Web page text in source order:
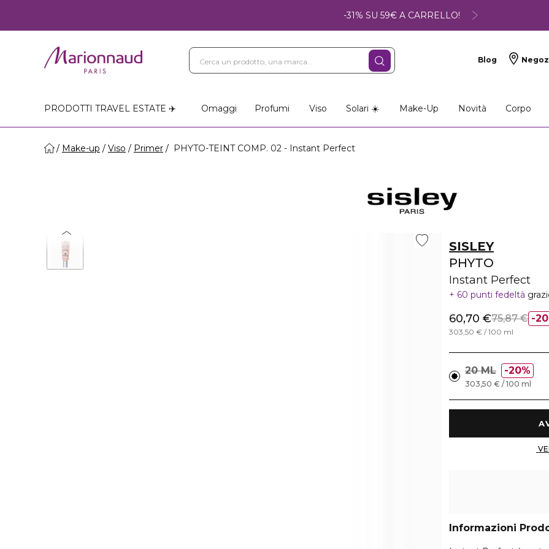
-31% SU 59€ A CARRELLO!
Blog
PRODOTTI TRAVEL ESTATE ✈️ Omaggi Profumi Viso Solari ☀️ Make-Up Novità Corpo
Make-up Viso Primer PHYTO-TEINT COMP. 02 - Instant Perfect
SISLEY
PHYTO
Instant Perfect
60 punti fedeltà
60,70 €75,87 €
303,50 € / 100 ml
20 ML 20%
303,50 € / 100 ml
Informazioni